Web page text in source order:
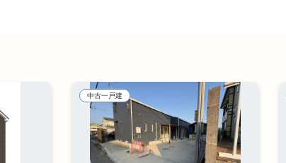
中古一戸建